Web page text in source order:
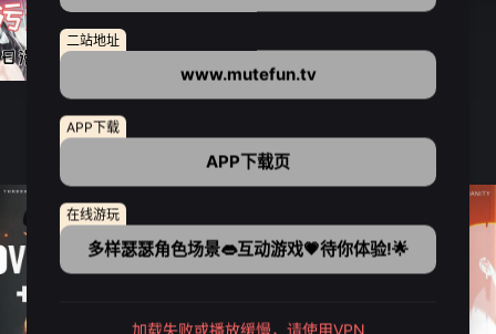
二站地址
www.mutefun.tv
APP下载
APP下载页
在线游玩
多样瑟瑟角色场景👄互动游戏💗待你体验!🌟
加载失败或播放缓慢，请使用VPN